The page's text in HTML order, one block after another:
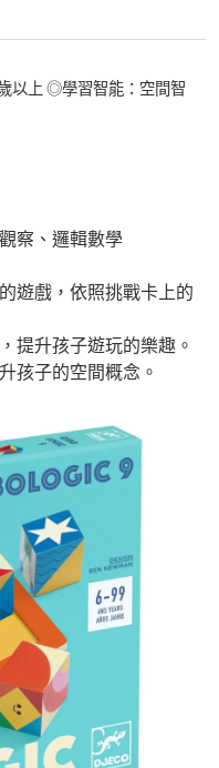
以上 ◎學習智能：空間智
察、邏輯數學
遊戲，依照挑戰卡上的
提升孩子遊玩的樂趣。
孩子的空間概念。